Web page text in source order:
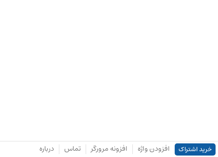
خرید اشتراک افزودن واژه افزونه مرورگر تماس درباره